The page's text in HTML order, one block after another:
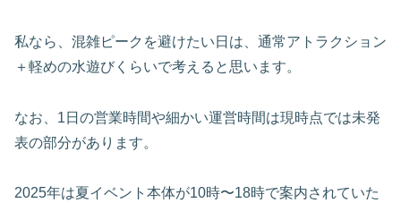
私なら、混雑ピークを避けたい日は、通常アトラクション
＋軽めの水遊びくらいで考えると思います。
なお、1日の営業時間や細かい運営時間は現時点では未発
表の部分があります。
2025年は夏イベント本体が10時〜18時で案内されていた